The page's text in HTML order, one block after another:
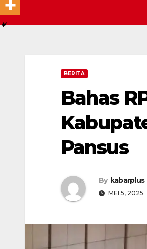
BERITA
Bahas
Pansus
By kabarplus
MEI 5, 2025